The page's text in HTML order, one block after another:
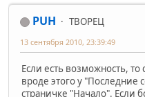
PUH ТВОРЕЦ
13 сентября 2010, 23:39:49
Если есть возможность,
вроде этого у
страничке "Начало". Если